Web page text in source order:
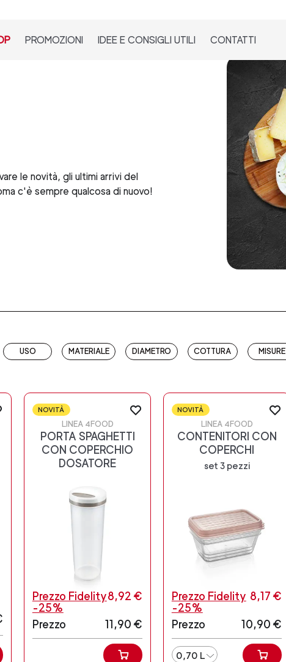
PROMOZIONI IDEE E CONSIGLI UTILI CONTATTI
le novità, gli ultimi arrivi del
c'è sempre qualcosa di nuovo!
USO MATERIALE DIAMETRO COTTURA MISURE
NOVITÀ
LINEA 4FOOD
PORTA SPAGHETTI
CON COPERCHIO
DOSATORE
Prezzo Fidelity
-25%
8,92 €
Prezzo 11,90 €
NOVITÀ
LINEA 4FOOD
CONTENITORI CON
COPERCHI
set 3 pezzi
Prezzo Fidelity
-25%
8,17 €
Prezzo 10,90 €
0,70 L